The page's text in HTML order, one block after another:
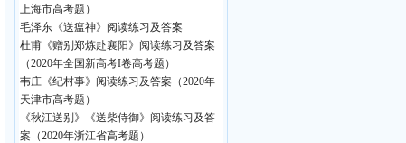
上海市高考题）
毛泽东《送瘟神》阅读练习及答案
杜甫《赠别郑炼赴襄阳》阅读练习及答案
（2020年全国新高考I卷高考题）
韦庄《纪村事》阅读练习及答案（2020年
天津市高考题）
《秋江送别》《送柴侍御》阅读练习及答
案（2020年浙江省高考题）